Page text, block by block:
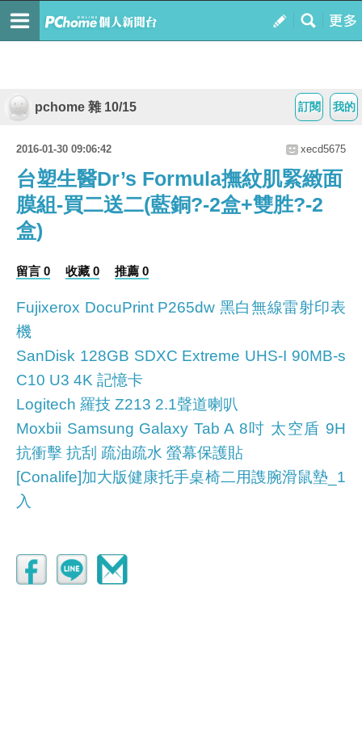
我的
訂閱
pchome 雜 10/15
2016-01-30 09:06:42 xecd5675
台塑生醫Dr’s Formula撫紋肌緊緻面
膜組-買二送二(藍銅?-2盒+雙胜?-2
盒)
留言 0 收藏 0 推薦 0
Fujixerox DocuPrint P265dw 黑白無線雷射印表
機
SanDisk 128GB SDXC Extreme UHS-I 90MB-s
C10 U3 4K 記憶卡
Logitech 羅技 Z213 2.1聲道喇叭
Moxbii Samsung Galaxy Tab A 8吋 太空盾 9H
抗衝擊 抗刮 疏油疏水 螢幕保護貼
[Conalife]加大版健康托手桌椅二用謢腕滑鼠墊_1
入